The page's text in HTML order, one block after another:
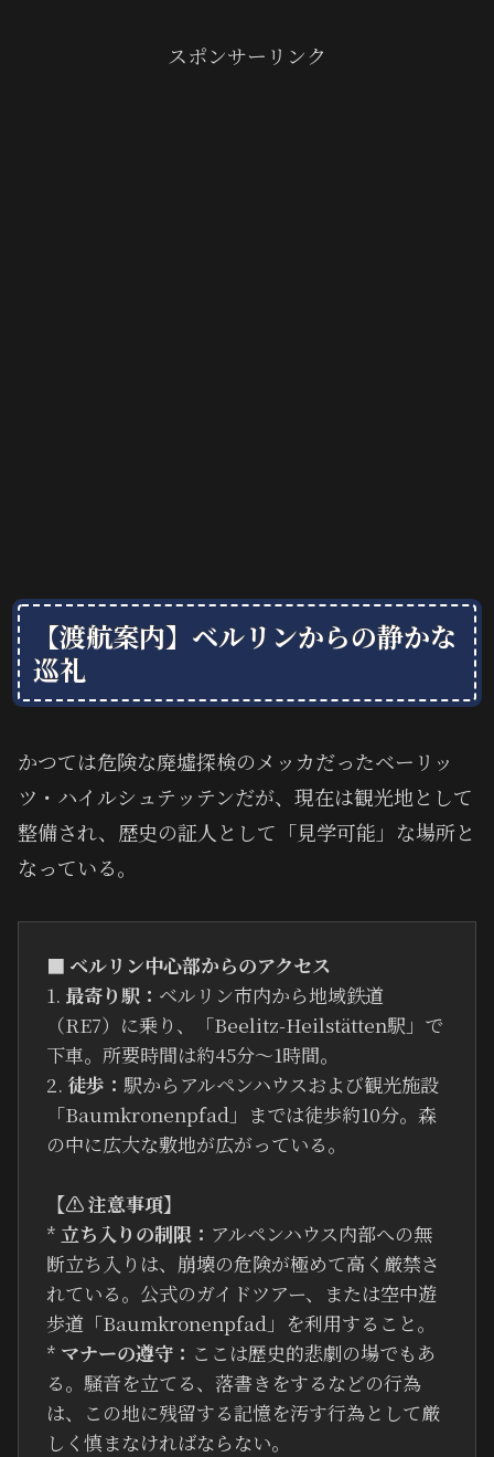
スポンサーリンク
【渡航案内】ベルリンからの静かな
巡礼
かつては危険な廃墟探検のメッカだったベーリッ
ツ・ハイルシュテッテンだが、現在は観光地として
整備され、歴史の証人として「見学可能」な場所と
なっている。
■ ベルリン中心部からのアクセス
1. 最寄り駅： ベルリン市内から地域鉄道
（RE7）に乗り、「Beelitz-Heilstätten駅」で
下車。所要時間は約45分〜1時間。
2. 徒歩： 駅からアルペンハウスおよび観光施設
「Baumkronenpfad」までは徒歩約10分。森
の中に広大な敷地が広がっている。
【⚠ 注意事項】
* 立ち入りの制限： アルペンハウス内部への無
断立ち入りは、崩壊の危険が極めて高く厳禁さ
れている。公式のガイドツアー、または空中遊
歩道「Baumkronenpfad」を利用すること。
* マナーの遵守： ここは歴史的悲劇の場でもあ
る。騒音を立てる、落書きをするなどの行為
は、この地に残留する記憶を汚す行為として厳
しく慎まなければならない。